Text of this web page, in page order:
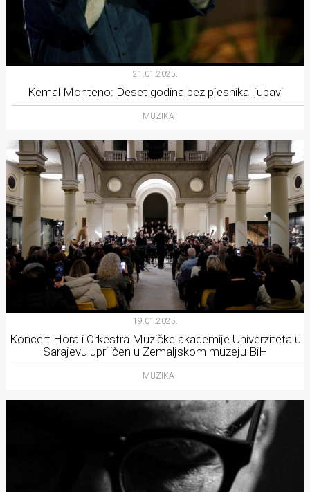
21.01.2025.
Kemal Monteno: Deset godina bez pjesnika ljubavi
MUZIKA
19.01.2025.
Koncert Hora i Orkestra Muzičke akademije Univerziteta u
Sarajevu upriličen u Zemaljskom muzeju BiH
MUZIKA